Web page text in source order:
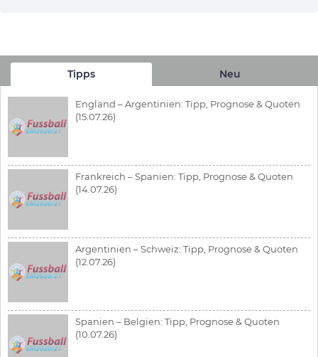
Tipps Neu
England – Argentinien: Tipp, Prognose & Quoten
(15.07.26)
Frankreich – Spanien: Tipp, Prognose & Quoten
(14.07.26)
Argentinien – Schweiz: Tipp, Prognose & Quoten
(12.07.26)
Spanien – Belgien: Tipp, Prognose & Quoten
(10.07.26)